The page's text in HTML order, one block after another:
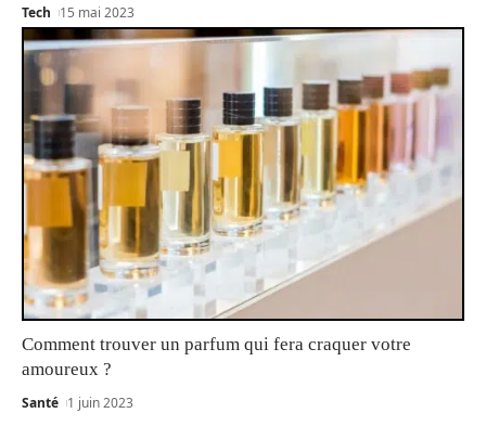
Tech 15 mai 2023
Comment trouver un parfum qui fera craquer votre
amoureux ?
Santé 1 juin 2023